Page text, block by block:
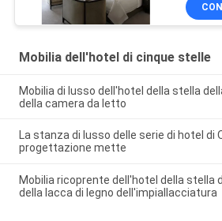
Mobilia dell'hotel di cinque stelle
Mobilia di lusso dell'hotel della stella
della camera da letto
La stanza di lusso delle serie di hotel di
progettazione mette
Mobilia ricoprente dell'hotel della stella
della lacca di legno dell'impiallacciatura